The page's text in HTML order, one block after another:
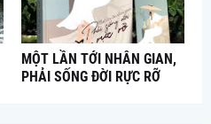
MỘT LẦN TỚI NHÂN GIAN,
PHẢI SỐNG ĐỜI RỰC RỠ